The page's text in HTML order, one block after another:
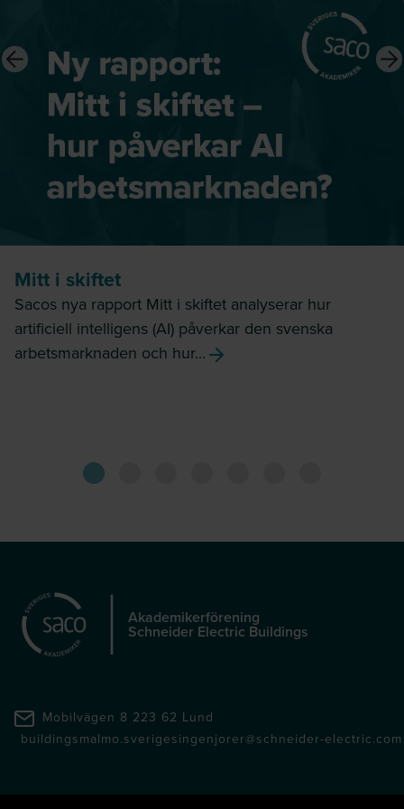
Mitt i skiftet
Sacos nya rapport Mitt i skiftet analyserar hur
artificiell intelligens (AI) påverkar den svenska
arbetsmarknaden och hur...
Akademikerförening
Schneider Electric Buildings
Mobilvägen 8 223 62 Lund
buildingsmalmo.sverigesingenjorer@schneider-electric.com